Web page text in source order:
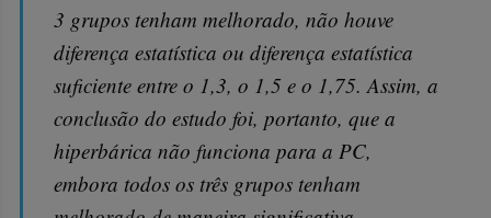
3 grupos tenham melhorado, não houve
diferença estatística ou diferença estatística
suficiente entre o 1,3, o 1,5 e o 1,75. Assim, a
conclusão do estudo foi, portanto, que a
hiperbárica não funciona para a PC,
embora todos os três grupos tenham